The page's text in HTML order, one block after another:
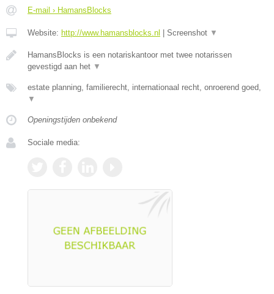
E-mail › HamansBlocks
Website: http://www.hamansblocks.nl Screenshot ▼
HamansBlocks is een notariskantoor met twee notarissen
gevestigd aan het ▼
estate planning, familierecht, internationaal recht, onroerend goed,
▼
Openingstijden onbekend
Sociale media: